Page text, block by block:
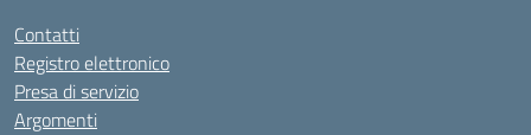
Contatti
Registro elettronico
Presa di servizio
Argomenti